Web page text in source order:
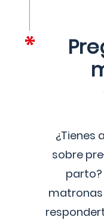
¿Tienes
sobre
parto?